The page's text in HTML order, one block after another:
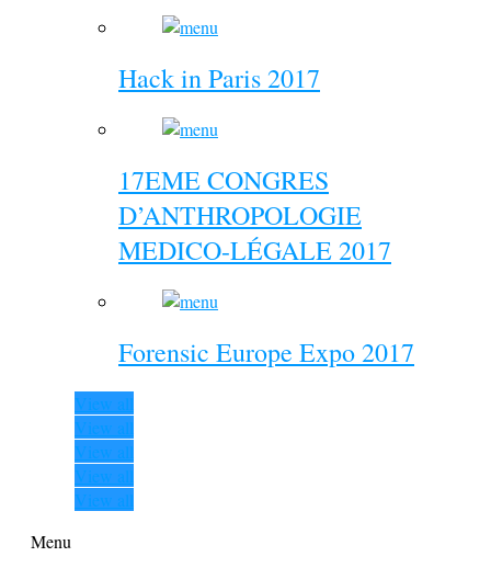
Hack in Paris 2017
17EME CONGRES
D’ANTHROPOLOGIE
MEDICO-LÉGALE 2017
Forensic Europe Expo 2017
View all
View all
View all
View all
View all
Menu